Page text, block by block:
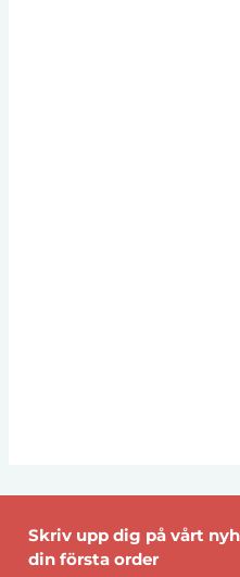
Skriv upp dig på vårt
din första order